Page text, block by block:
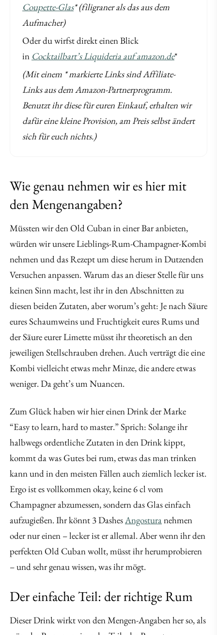
Coupette-Glas* (filigraner als das aus dem
Aufmacher)
Oder du wirfst direkt einen Blick
in Cocktailbart’s Liquideria auf amazon.de*
(Mit einem * markierte Links sind Affiliate-
Links aus dem Amazon-Partnerprogramm.
Benutzt ihr diese für euren Einkauf, erhalten wir
dafür eine kleine Provision, am Preis selbst ändert
sich für euch nichts.)
Wie genau nehmen wir es hier mit
den Mengenangaben?
Müssten wir den Old Cuban in einer Bar anbieten,
würden wir unsere Lieblings-Rum-Champagner-Kombi
nehmen und das Rezept um diese herum in Dutzenden
Versuchen anpassen. Warum das an dieser Stelle für uns
keinen Sinn macht, lest ihr in den Abschnitten zu
diesen beiden Zutaten, aber worum’s geht: Je nach Säure
eures Schaumweins und Fruchtigkeit eures Rums und
der Säure eurer Limette müsst ihr theoretisch an den
jeweiligen Stellschrauben drehen. Auch verträgt die eine
Kombi vielleicht etwas mehr Minze, die andere etwas
weniger. Da geht’s um Nuancen.
Zum Glück haben wir hier einen Drink der Marke
“Easy to learn, hard to master.” Sprich: Solange ihr
halbwegs ordentliche Zutaten in den Drink kippt,
kommt da was Gutes bei rum, etwas das man trinken
kann und in den meisten Fällen auch ziemlich lecker ist.
Ergo ist es vollkommen okay, keine 6 cl vom
Champagner abzumessen, sondern das Glas einfach
aufzugießen. Ihr könnt 3 DashesAngosturanehmen
oder nur einen – lecker ist er allemal. Aber wenn ihr den
perfekten Old Cuban wollt, müsst ihr herumprobieren
– und sehr genau wissen, was ihr mögt.
Der einfache Teil: der richtige Rum
Dieser Drink wirkt von den Mengen-Angaben her so, als